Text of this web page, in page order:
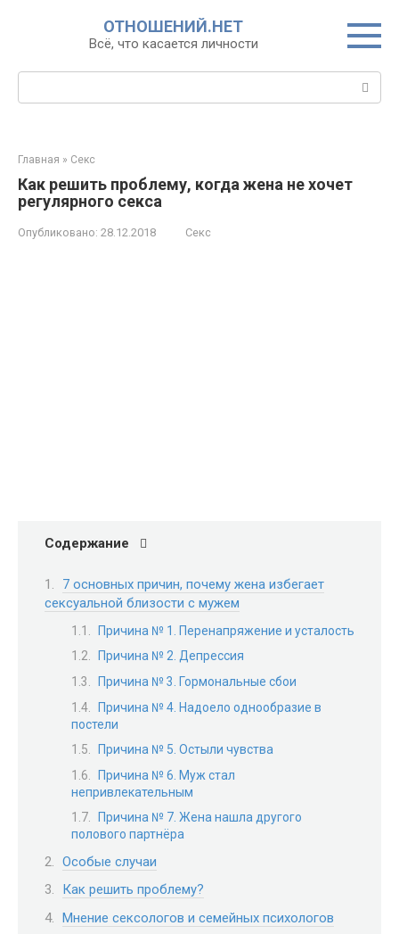
ОТНОШЕНИЙ.НЕТ
Всё, что касается личности
Поиск:
Главная » Секс
Как решить проблему, когда жена не хочет
регулярного секса
Опубликовано: 28.12.2018 Секс
Содержание
7 основных причин, почему жена избегает
сексуальной близости с мужем
Причина № 1. Перенапряжение и усталость
Причина № 2. Депрессия
Причина № 3. Гормональные сбои
Причина № 4. Надоело однообразие в
постели
Причина № 5. Остыли чувства
Причина № 6. Муж стал
непривлекательным
Причина № 7. Жена нашла другого
полового партнёра
Особые случаи
Как решить проблему?
Мнение сексологов и семейных психологов